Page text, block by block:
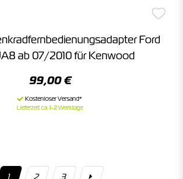
Ford
ab 07/2010 für Kenwood
99,00 €
Lieferzeit ca. 1-2 Werktage
1 2 3